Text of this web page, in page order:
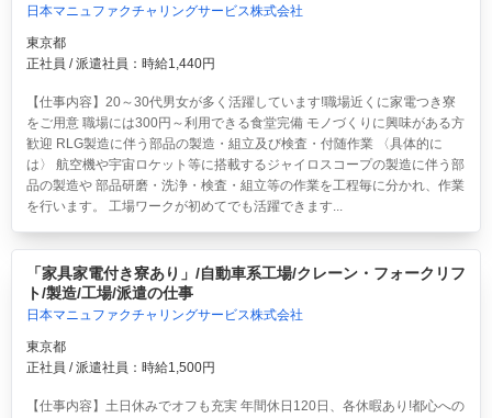
日本マニュファクチャリングサービス株式会社
東京都
正社員 / 派遣社員：時給1,440円
【仕事内容】20～30代男女が多く活躍しています!職場近くに家電つき寮
をご用意 職場には300円～利用できる食堂完備 モノづくりに興味がある方
歓迎 RLG製造に伴う部品の製造・組立及び検査・付随作業 〈具体的に
は〉 航空機や宇宙ロケット等に搭載するジャイロスコープの製造に伴う部
品の製造や 部品研磨・洗浄・検査・組立等の作業を工程毎に分かれ、作業
を行います。 工場ワークが初めてでも活躍できます...
「家具家電付き寮あり」/自動車系工場/クレーン・フォークリフ
ト/製造/工場/派遣の仕事
日本マニュファクチャリングサービス株式会社
東京都
正社員 / 派遣社員：時給1,500円
【仕事内容】土日休みでオフも充実 年間休日120日、各休暇あり!都心への